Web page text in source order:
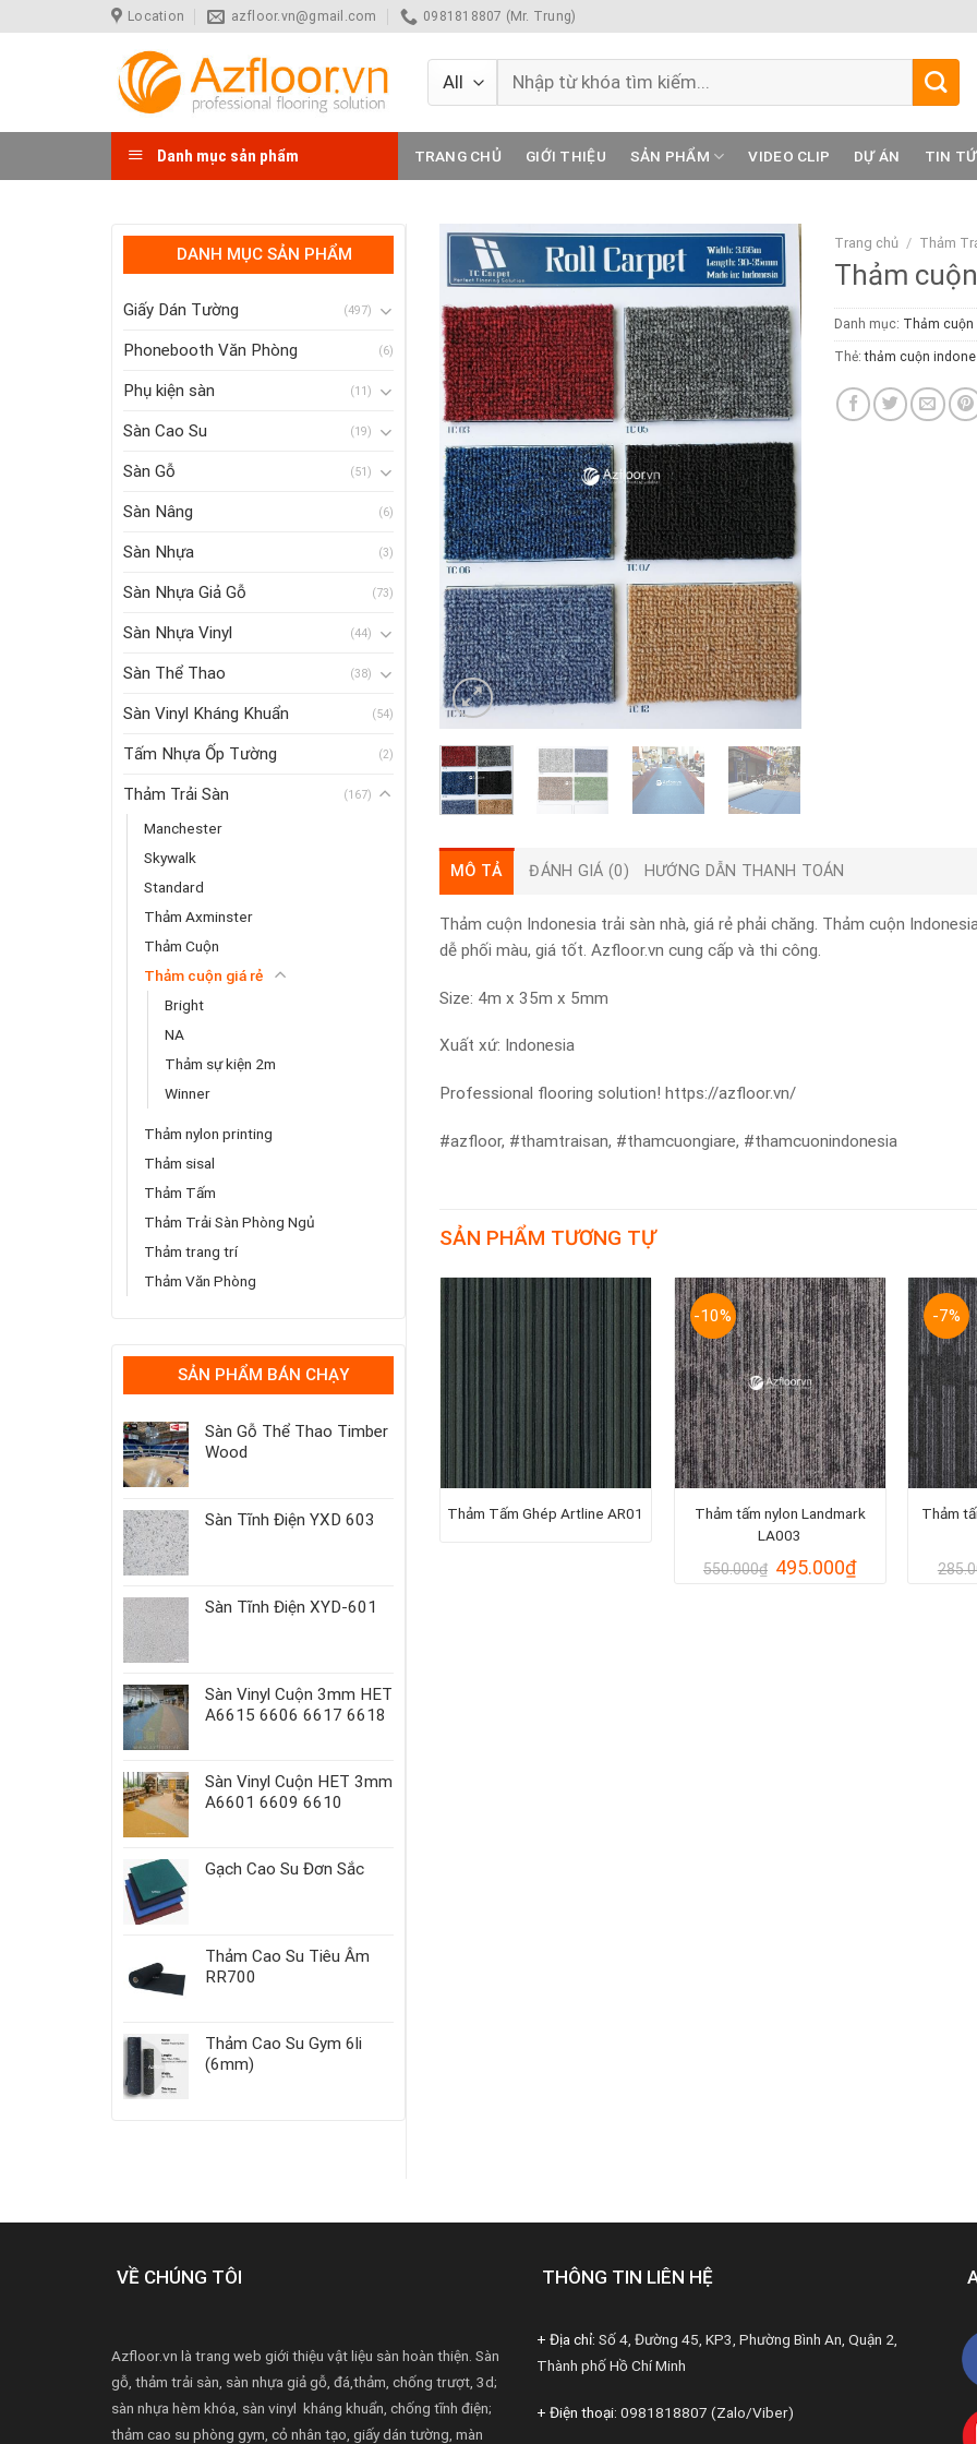
to
Location azfloor.vn@gmail.com 0981818807 (Mr. Trung)
Tìm
kiếm:
Danh mục sản phẩm TRANG CHỦ GIỚI THIỆU SẢN PHẨM VIDEO CLIP DỰ ÁN TIN
DANH MỤC SẢN PHẨM
Giấy Dán Tường (497)
Phonebooth Văn Phòng (6)
Phụ kiện sàn (11)
Sàn Cao Su (19)
Sàn Gỗ (51)
Sàn Nâng (6)
Sàn Nhựa (3)
Sàn Nhựa Giả Gỗ (73)
Sàn Nhựa Vinyl (44)
Sàn Thể Thao (38)
Sàn Vinyl Kháng Khuẩn (54)
Tấm Nhựa Ốp Tường (2)
Thảm Trải Sàn (167)
Manchester
Skywalk
Standard
Thảm Axminster
Thảm Cuộn
Thảm cuộn giá rẻ
Bright
NA
Thảm sự kiện 2m
Winner
Thảm nylon printing
Thảm sisal
Thảm Tấm
Thảm Trải Sàn Phòng Ngủ
Thảm trang trí
Thảm Văn Phòng
SẢN PHẨM BÁN CHẠY
Sàn Gỗ Thể Thao Timber
Wood
Sàn Tĩnh Điện YXD 603
Sàn Tĩnh Điện XYD-601
Sàn Vinyl Cuộn 3mm HET
A6615 6606 6617 6618
Sàn Vinyl Cuộn HET 3mm
A6601 6609 6610
Gạch Cao Su Đơn Sắc
Thảm Cao Su Tiêu Âm
RR700
Thảm Cao Su Gym 6li
(6mm)
Trang chủ / Thảm
Thảm
Danh mục: Thảm cuộn
Thẻ:thảm cuộn
MÔ TẢ ĐÁNH GIÁ (0) HƯỚNG DẪN THANH TOÁN
Thảm cuộn Indonesia trải sàn nhà, giá rẻ phải chăng. Thảm cuộn
dễ phối màu, giá tốt. Azfloor.vn cung cấp và thi công.
Size: 4m x 35m x 5mm
Xuất xứ: Indonesia
Professional flooring solution! https://azfloor.vn/
#azfloor, #thamtraisan, #thamcuongiare, #thamcuonindonesia
SẢN PHẨM TƯƠNG TỰ
Thảm Tấm Ghép Artline AR01
-10%
Thảm tấm nylon Landmark
LA003
550.000₫ Giá
495.000₫Giá
-7%
Thảm
trải sàn màu đỏ Winner
Thảm tấm Champion C07B
450.000₫.
VỀ CHÚNG TÔI
Azfloor.vn là trang web giới thiệu vật liệu sàn hoàn thiện. Sàn
gỗ, thảm trải sàn, sàn nhựa giả gỗ, đá,thảm, chống trượt, 3d;
sàn nhựa hèm khóa, sàn vinyl kháng khuẩn, chống tĩnh điện;
thảm cao su phòng gym, cỏ nhân tạo, giấy dán tường, màn
THÔNG TIN LIÊN HỆ
+ Địa chỉ: Số 4, Đường 45, KP3, Phường Bình An, Quận 2,
Thành phố Hồ Chí Minh
+ Điện thoại: 0981818807 (Zalo/Viber)